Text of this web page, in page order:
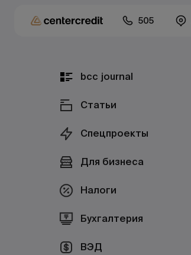
505
bcc journal
Статьи
Спецпроекты
Для бизнеса
Налоги
Бухгалтерия
ВЭД